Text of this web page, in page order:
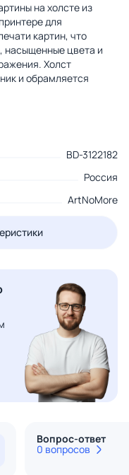
на холсте из
для
картин, что
насыщенные цвета и
Холст
и обрамляется
BD-3122182
Россия
ArtNoMore
Вопрос-ответ
0 вопросов